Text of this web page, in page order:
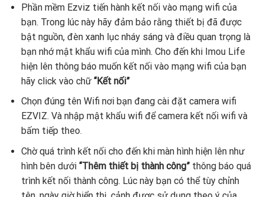
Phần mềm Ezviz tiến hành kết nối vào mạng wifi của
bạn. Trong lúc này hãy đảm bảo rằng thiết bị đã được
bật nguồn, đèn xanh lục nháy sáng và điều quan trọng là
bạn nhớ mật khẩu wifi của mình. Cho đến khi Imou Life
hiện lên thông báo muốn kết nối vào mạng wifi của bạn
hãy click vào chữ “Kết nối”
Chọn đúng tên Wifi nơi bạn đang cài đặt camera wifi
EZVIZ. Và nhập mật khẩu wifi để camera kết nối wifi và
bấm tiếp theo.
Chờ quá trình kết nối cho đến khi màn hình hiện lên như
hình bên dưới “Thêm thiết bị thành công”thông báo quá
trình kết nối thành công. Lúc này bạn có thể tùy chỉnh